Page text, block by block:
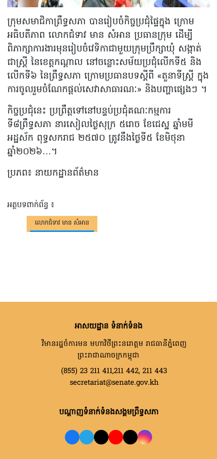
ក្រុមសមាជិកាព្រឹទ្ធសភា បានរៀបចំកិច្ចប្រជុំផ្ទៃក្នុង ក្រោម
អធិបតីភាព លោកជំទាវ មាន សំអាន ប្រធានក្រុម ដើម្បី
ពិភាក្សាការងារមុនរៀបចំវេទិកាជាមួយក្រុមប្រឹក្សាឃុំ សង្កាត់
ជាស្ត្រី នៃខេត្តកណ្តាល នៅចន្លោះសម័យប្រជុំលើកទី៥ និង
លើកទី៦ នៃព្រឹទ្ធសភា ក្រោមប្រធានបទស្តីពី «តួនាទីស្ត្រី ក្នុង
ការចូលរួមចំណែកផ្តល់សេវាសាធារណៈ» និងបញ្ហាផ្សេងៗ ។
កិច្ចប្រជុំនេះ ប្រព្រឹត្តទៅនៅបន្ទប់ប្រជុំគណៈកម្មការ
ទី៨ព្រឹទ្ធសភា នារសៀលថ្ងៃសុក្រ ៥រោច ខែជេស្ឋ ឆ្នាំមមី
អដ្ឋស័ក ពុទ្ធសករាជ ២៥៧០ ត្រូវនឹងថ្ងៃទី៥ ខែមិថុនា
ឆ្នាំ២០២៦…។
ប្រភព៖ នាយកដ្ឋានព័ត៌មាន
អត្ថបទពាក់ព័ន្ធ ៖
លោកជំទាវ មាន សំអាន
អាសយដ្ឋាន ទំនាក់ទំនង
វិមានរដ្ឋចំការមន មហាវិថីព្រះនរោត្តម រាជធានីភ្នំពេញ
ព្រះរាជាណាចក្រកម្ពុជា
(855) 23 211 411,211 442, 211 443
secretariat@senate.gov.kh
បណ្តាញទំនាក់ទំនងសង្គមព្រឹទ្ធសភា